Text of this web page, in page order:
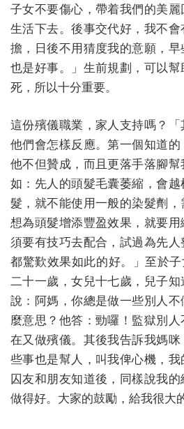
子女不要傷心，帶着我們的美
生活下去。後事交代好，我不
擔，日後不用猜度我的意願，
也是好事。」生前規劃，可以
死，所以十分重要。
這份殯儀職業，家人支持嗎？
他們會怎樣反應。第一個知道的
他不但贊成，而且更落手落腳幫
如：先人的頭髮毛囊萎縮，會
髮，就不能使用一般的染髮劑
想為頭髮增添豐盈效果，就要
須要有技巧去配合，試過為先
都驚歎效果如此的好。」至於
二十一歲，女兒十七歲，兒子
說：阿媽，你總是做一些別人
麼意思？他答：勁囉！監獄別
在又做殯儀。其後我告訴我媽
些事也是幫人，叫我俾心機，
囚友和朋友知道後，同樣說我
做得好。大家的鼓勵，給我很大